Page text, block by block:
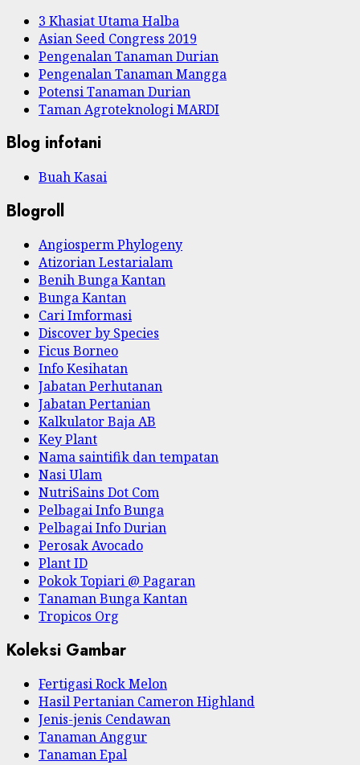
3 Khasiat Utama Halba
Asian Seed Congress 2019
Pengenalan Tanaman Durian
Pengenalan Tanaman Mangga
Potensi Tanaman Durian
Taman Agroteknologi MARDI
Blog infotani
Buah Kasai
Blogroll
Angiosperm Phylogeny
Atizorian Lestarialam
Benih Bunga Kantan
Bunga Kantan
Cari Imformasi
Discover by Species
Ficus Borneo
Info Kesihatan
Jabatan Perhutanan
Jabatan Pertanian
Kalkulator Baja AB
Key Plant
Nama saintifik dan tempatan
Nasi Ulam
NutriSains Dot Com
Pelbagai Info Bunga
Pelbagai Info Durian
Perosak Avocado
Plant ID
Pokok Topiari @ Pagaran
Tanaman Bunga Kantan
Tropicos Org
Koleksi Gambar
Fertigasi Rock Melon
Hasil Pertanian Cameron Highland
Jenis-jenis Cendawan
Tanaman Anggur
Tanaman Epal